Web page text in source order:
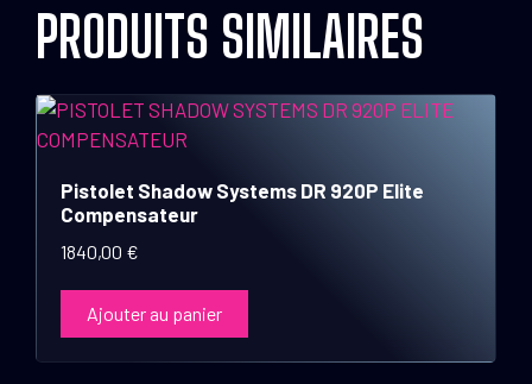
PRODUITS SIMILAIRES
Pistolet Shadow Systems DR 920P Elite
Compensateur
1840,00 €
Ajouter au panier